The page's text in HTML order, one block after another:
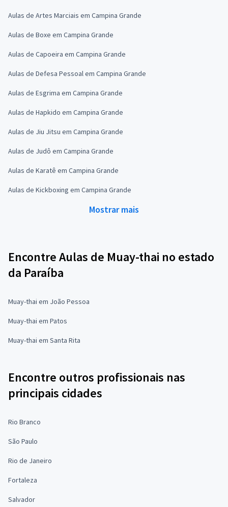
Aulas de Artes Marciais em Campina Grande
Aulas de Boxe em Campina Grande
Aulas de Capoeira em Campina Grande
Aulas de Defesa Pessoal em Campina Grande
Aulas de Esgrima em Campina Grande
Aulas de Hapkido em Campina Grande
Aulas de Jiu Jitsu em Campina Grande
Aulas de Judô em Campina Grande
Aulas de Karatê em Campina Grande
Aulas de Kickboxing em Campina Grande
Mostrar mais
Encontre Aulas de Muay-thai no estado
da Paraíba
Muay-thai em João Pessoa
Muay-thai em Patos
Muay-thai em Santa Rita
Encontre outros profissionais nas
principais cidades
Rio Branco
São Paulo
Rio de Janeiro
Fortaleza
Salvador